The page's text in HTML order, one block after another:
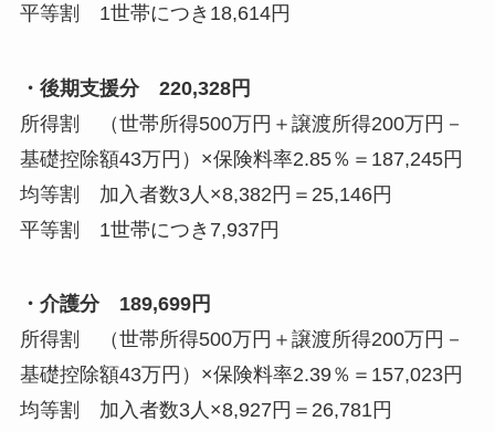
平等割 1世帯につき18,614円
・後期支援分 220,328円
所得割 （世帯所得500万円＋譲渡所得200万円－
基礎控除額43万円）×保険料率2.85％＝187,245円
均等割 加入者数3人×8,382円＝25,146円
平等割 1世帯につき7,937円
・介護分 189,699円
所得割 （世帯所得500万円＋譲渡所得200万円－
基礎控除額43万円）×保険料率2.39％＝157,023円
均等割 加入者数3人×8,927円＝26,781円